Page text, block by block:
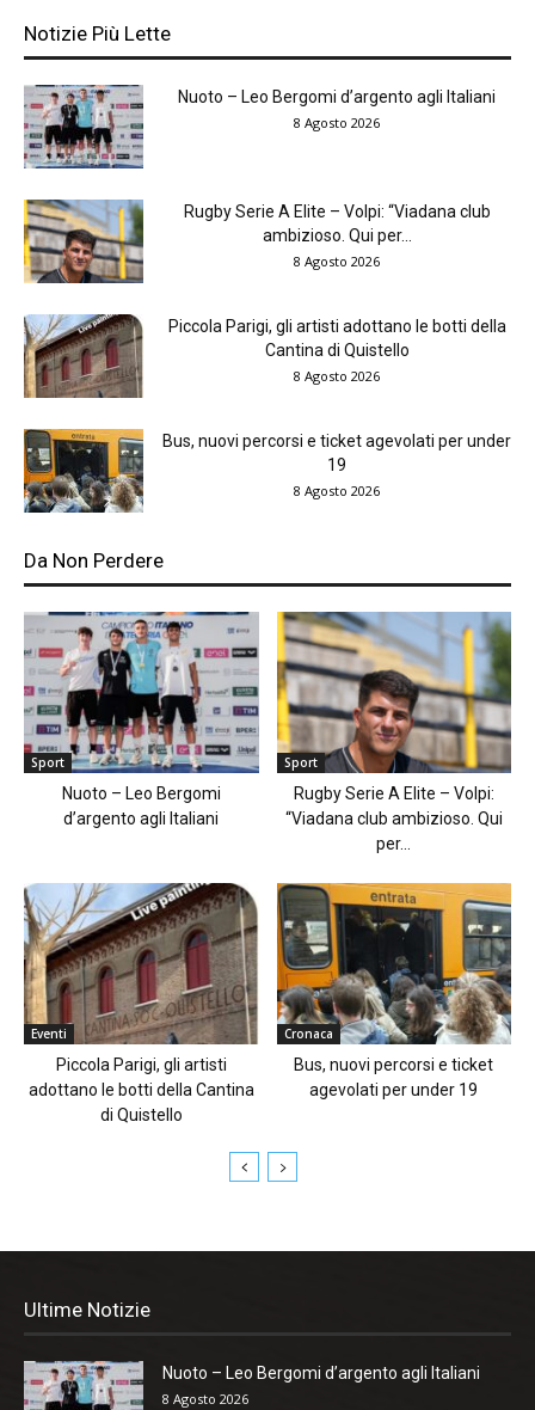
Notizie Più Lette
Nuoto – Leo Bergomi d’argento agli Italiani
8 Agosto 2026
Rugby Serie A Elite – Volpi: “Viadana club
ambizioso. Qui per...
8 Agosto 2026
Piccola Parigi, gli artisti adottano le botti della
Cantina di Quistello
8 Agosto 2026
Bus, nuovi percorsi e ticket agevolati per under
19
8 Agosto 2026
Da Non Perdere
Sport
Nuoto – Leo Bergomi
d’argento agli Italiani
Sport
Rugby Serie A Elite – Volpi:
“Viadana club ambizioso. Qui
per...
Eventi
Piccola Parigi, gli artisti
adottano le botti della Cantina
di Quistello
Cronaca
Bus, nuovi percorsi e ticket
agevolati per under 19
Ultime Notizie
Nuoto – Leo Bergomi d’argento agli Italiani
8 Agosto 2026